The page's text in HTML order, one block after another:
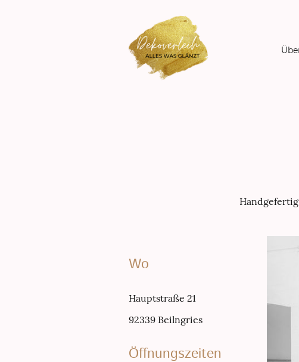
Wo
Hauptstraße 21
92339 Beilngries
Öffnungszeiten